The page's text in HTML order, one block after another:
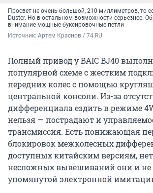
Просвет не очень большой, 210 миллиметров, то
Duster. Но в остальном возможности серьезнее.
внимание мощные буксировочные петли
Источник: Артем Краснов / 74.RU
Полный привод у BAIC BJ40
популярной схеме с жестким
передних колес с помощью
центральной консоли. Из-за
дифференциала ездить в режиме
нельзя — пострадают и
трансмиссия. Есть понижающая
блокировок межколесных
доступных китайским версиям,
несложных вывешиваний они и
упомянутой электронной